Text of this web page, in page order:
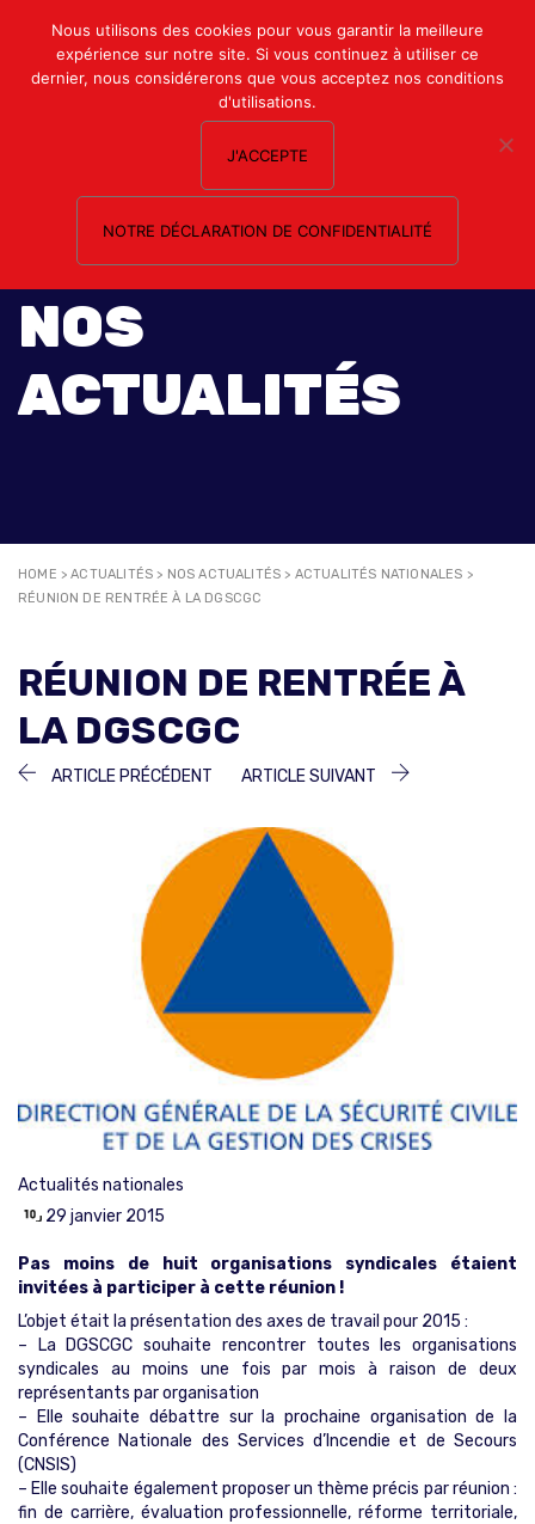
Mon compte
Nous contacter
NOS
ACTUALITÉS
HOME >ACTUALITÉS > NOS ACTUALITÉS > ACTUALITÉS NATIONALES >
RÉUNION DE RENTRÉE À LA DGSCGC
RÉUNION DE RENTRÉE À
LA DGSCGC
NAVIGATION
ARTICLE PRÉCÉDENT ARTICLE
ARTICLE SUIVANT
ARTICLE
Actualités nationales
29 janvier 2015
Pas moins de huit organisations syndicales étaient
invitées à participer à cette réunion !
L’objet était la présentation des axes de travail pour 2015 :
– La DGSCGC souhaite rencontrer toutes les organisations
syndicales au moins une fois par mois à raison de deux
représentants par organisation
– Elle souhaite débattre sur la prochaine organisation de la
Conférence Nationale des Services d’Incendie et de Secours
(CNSIS)
– Elle souhaite également proposer un thème précis par réunion :
fin de carrière, évaluation professionnelle, réforme territoriale,
Nous utilisons des cookies pour vous garantir la meilleure
expérience sur notre site. Si vous continuez à utiliser ce
dernier, nous considérerons que vous acceptez nos conditions
d'utilisations.
J'ACCEPTE
NOTRE DÉCLARATION DE CONFIDENTIALITÉ